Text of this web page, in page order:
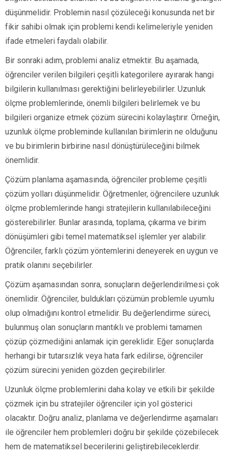
düşünmelidir. Problemin nasıl çözüleceği konusunda net bir
fikir sahibi olmak için problemi kendi kelimeleriyle yeniden
ifade etmeleri faydalı olabilir.
Bir sonraki adım, problemi analiz etmektir. Bu aşamada,
öğrenciler verilen bilgileri çeşitli kategorilere ayırarak hangi
bilgilerin kullanılması gerektiğini belirleyebilirler. Uzunluk
ölçme problemlerinde, önemli bilgileri belirlemek ve bu
bilgileri organize etmek çözüm sürecini kolaylaştırır. Örneğin,
uzunluk ölçme probleminde kullanılan birimlerin ne olduğunu
ve bu birimlerin birbirine nasıl dönüştürüleceğini bilmek
önemlidir.
Çözüm planlama aşamasında, öğrenciler probleme çeşitli
çözüm yolları düşünmelidir. Öğretmenler, öğrencilere uzunluk
ölçme problemlerinde hangi stratejilerin kullanılabileceğini
gösterebilirler. Bunlar arasında, toplama, çıkarma ve birim
dönüşümleri gibi temel matematiksel işlemler yer alabilir.
Öğrenciler, farklı çözüm yöntemlerini deneyerek en uygun ve
pratik olanını seçebilirler.
Çözüm aşamasından sonra, sonuçların değerlendirilmesi çok
önemlidir. Öğrenciler, buldukları çözümün problemle uyumlu
olup olmadığını kontrol etmelidir. Bu değerlendirme süreci,
bulunmuş olan sonuçların mantıklı ve problemi tamamen
çözüp çözmediğini anlamak için gereklidir. Eğer sonuçlarda
herhangi bir tutarsızlık veya hata fark edilirse, öğrenciler
çözüm sürecini yeniden gözden geçirebilirler.
Uzunluk ölçme problemlerini daha kolay ve etkili bir şekilde
çözmek için bu stratejiler öğrenciler için yol gösterici
olacaktır. Doğru analiz, planlama ve değerlendirme aşamaları
ile öğrenciler hem problemleri doğru bir şekilde çözebilecek
hem de matematiksel becerilerini geliştirebileceklerdir.